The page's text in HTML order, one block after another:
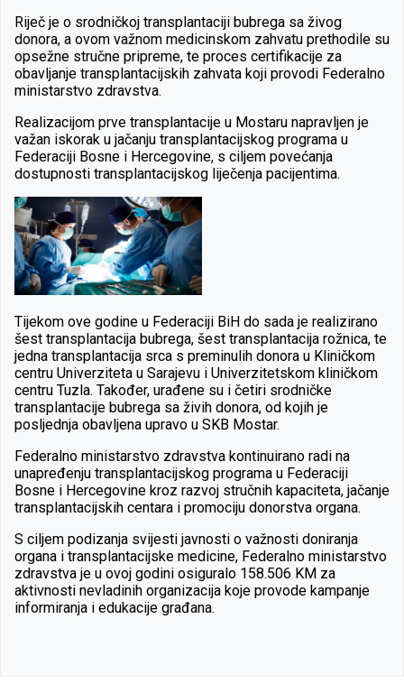
Riječ je o srodničkoj transplantaciji bubrega sa živog
donora, a ovom važnom medicinskom zahvatu prethodile su
opsežne stručne pripreme, te proces certifikacije za
obavljanje transplantacijskih zahvata koji provodi Federalno
ministarstvo zdravstva.
Realizacijom prve transplantacije u Mostaru napravljen je
važan iskorak u jačanju transplantacijskog programa u
Federaciji Bosne i Hercegovine, s ciljem povećanja
dostupnosti transplantacijskog liječenja pacijentima.
Tijekom ove godine u Federaciji BiH do sada je realizirano
šest transplantacija bubrega, šest transplantacija rožnica, te
jedna transplantacija srca s preminulih donora u Kliničkom
centru Univerziteta u Sarajevu i Univerzitetskom kliničkom
centru Tuzla. Također, urađene su i četiri srodničke
transplantacije bubrega sa živih donora, od kojih je
posljednja obavljena upravo u SKB Mostar.
Federalno ministarstvo zdravstva kontinuirano radi na
unapređenju transplantacijskog programa u Federaciji
Bosne i Hercegovine kroz razvoj stručnih kapaciteta, jačanje
transplantacijskih centara i promociju donorstva organa.
S ciljem podizanja svijesti javnosti o važnosti doniranja
organa i transplantacijske medicine, Federalno ministarstvo
zdravstva je u ovoj godini osiguralo 158.506 KM za
aktivnosti nevladinih organizacija koje provode kampanje
informiranja i edukacije građana.